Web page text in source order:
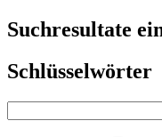
Suchresultate
Schlüsselwörter